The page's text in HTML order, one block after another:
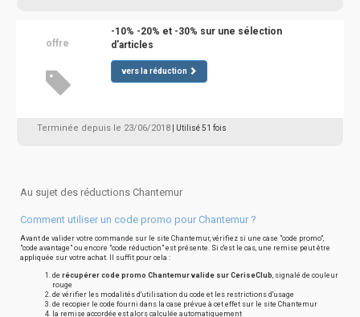
offre
-10% -20% et -30% sur une sélection
d'articles
vers la réduction
Terminée depuis le 23/06/2018 | Utilisé 51 fois
Au sujet des réductions Chantemur
Comment utiliser un code promo pour Chantemur ?
Avant de valider votre commande sur le site Chantemur, vérifiez si une case "code promo",
"code avantage" ou encore "code réduction" est présente. Si c'est le cas, une remise peut être
appliquée sur votre achat. Il suffit pour cela :
de récupérer code promo Chantemur valide sur CeriseClub, signalé de couleur
rouge
de vérifier les modalités d'utilisation du code et les restrictions d'usage
de recopier le code fourni dans la case prévue à cet effet sur le site Chantemur
la remise accordée est alors calculée automatiquement